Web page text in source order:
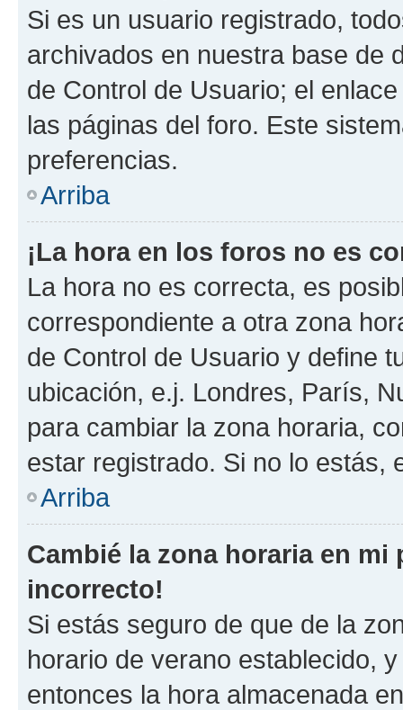
Si es un usuario registrado,
archivados en nuestra base de
de Control de Usuario; el
las páginas del foro. Este
preferencias.
Arriba
¡La hora en los foros no es
La hora no es correcta, es
correspondiente a otra zona
de Control de Usuario y define
ubicación, e.j. Londres, París,
para cambiar la zona horaria,
estar registrado. Si no lo estás,
Arriba
Cambié la zona horaria en
incorrecto!
Si estás seguro de que de la
horario de verano establecido,
entonces la hora almacenada